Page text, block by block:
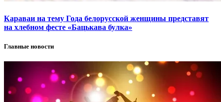
Караваи на тему Года белорусской женщины представят
на хлебном фесте «Бацькава булка»
Главные новости